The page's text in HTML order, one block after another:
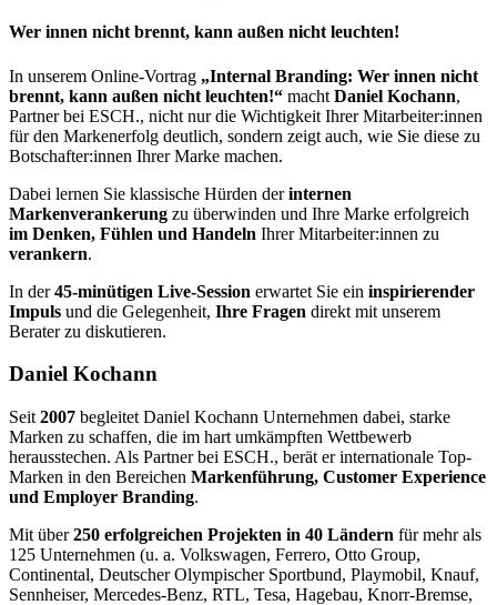
Wer innen nicht brennt, kann außen nicht leuchten!
In unserem Online-Vortrag „Internal Branding: Wer innen nicht
brennt, kann außen nicht leuchten!“ macht Daniel Kochann,
Partner bei ESCH., nicht nur die Wichtigkeit Ihrer Mitarbeiter:innen
für den Markenerfolg deutlich, sondern zeigt auch, wie Sie diese zu
Botschafter:innen Ihrer Marke machen.
Dabei lernen Sie klassische Hürden derinternen
Markenverankerung zu überwinden und Ihre Marke erfolgreich
im Denken, Fühlen und Handeln Ihrer Mitarbeiter:innen zu
verankern.
In der45-minütigen Live-Session erwartet Sie ein inspirierender
Impuls und die Gelegenheit, Ihre Fragen direkt mit unserem
Berater zu diskutieren.
Daniel Kochann
Seit 2007 begleitet Daniel Kochann Unternehmen dabei, starke
Marken zu schaffen, die im hart umkämpften Wettbewerb
herausstechen. Als Partner bei ESCH., berät er internationale Top-
Marken in den Bereichen Markenführung, Customer Experience
und Employer Branding.
Mit über250 erfolgreichen Projekten in 40 Ländern für mehr als
125 Unternehmen (u. a. Volkswagen, Ferrero, Otto Group,
Continental, Deutscher Olympischer Sportbund, Playmobil, Knauf,
Sennheiser, Mercedes-Benz, RTL, Tesa, Hagebau, Knorr-Bremse,